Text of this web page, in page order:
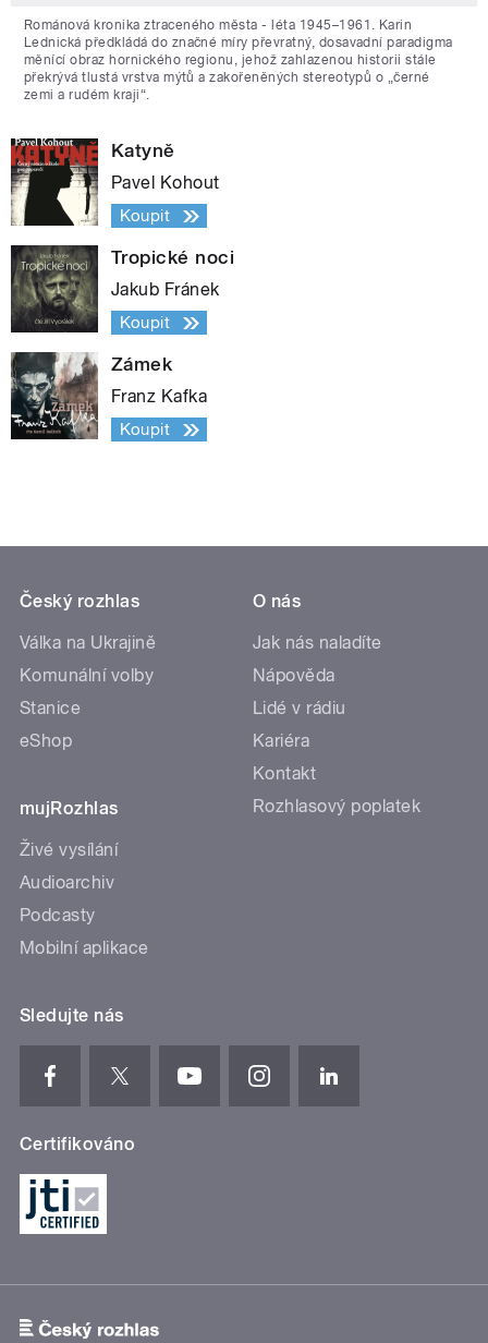
Románová kronika ztraceného města - léta 1945–1961. Karin
Lednická předkládá do značné míry převratný, dosavadní paradigma
měnící obraz hornického regionu, jehož zahlazenou historii stále
překrývá tlustá vrstva mýtů a zakořeněných stereotypů o „černé
zemi a rudém kraji“.
Katyně
Pavel Kohout
Koupit
Tropické noci
Jakub Fránek
Koupit
Zámek
Franz Kafka
Koupit
Český rozhlas
Válka na Ukrajině
Komunální volby
Stanice
eShop
mujRozhlas
Živé vysílání
Audioarchiv
Podcasty
Mobilní aplikace
O nás
Jak nás naladíte
Nápověda
Lidé v rádiu
Kariéra
Kontakt
Rozhlasový poplatek
Sledujte nás
Certifikováno